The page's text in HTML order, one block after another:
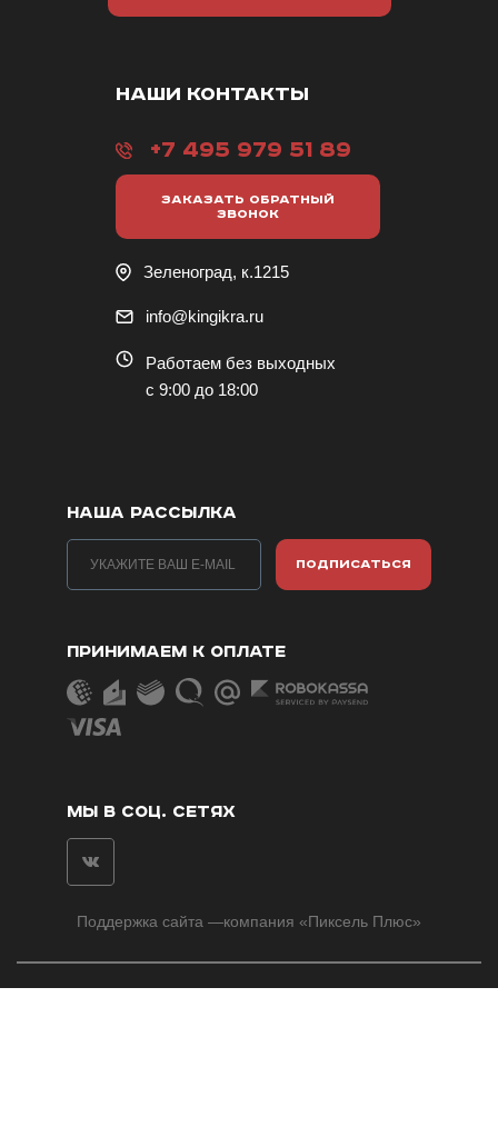
НАШИ КОНТАКТЫ
+7 495 979 51 89
ЗАКАЗАТЬ ОБРАТНЫЙ
ЗВОНОК
Зеленоград, к.1215
info@kingikra.ru
Работаем без выходных
с 9:00 до 18:00
НАША РАССЫЛКА
ПОДПИСАТЬСЯ
ПРИНИМАЕМ К ОПЛАТЕ
МЫ В СОЦ. СЕТЯХ
Поддержка сайта —компания «Пиксель Плюс»